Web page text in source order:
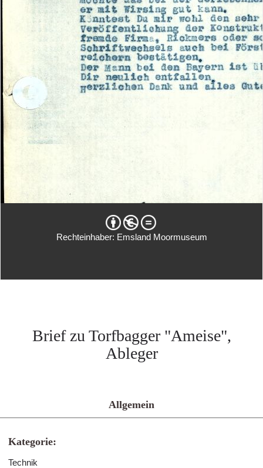
Rechteinhaber: Emsland Moormuseum
Brief zu Torfbagger "Ameise",
Ableger
Allgemein
Kategorie:
Technik